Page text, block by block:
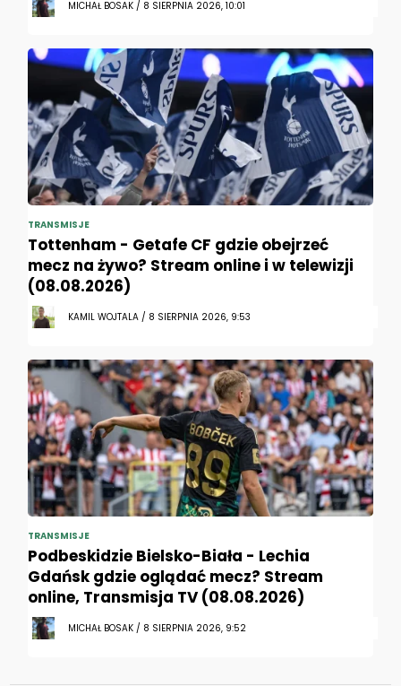
MICHAŁ BOSAK / 8 SIERPNIA 2026, 10:01
TRANSMISJE
Tottenham - Getafe CF gdzie obejrzeć
mecz na żywo? Stream online i w telewizji
(08.08.2026)
KAMIL WOJTALA / 8 SIERPNIA 2026, 9:53
TRANSMISJE
Podbeskidzie Bielsko-Biała - Lechia
Gdańsk gdzie oglądać mecz? Stream
online, Transmisja TV (08.08.2026)
MICHAŁ BOSAK / 8 SIERPNIA 2026, 9:52